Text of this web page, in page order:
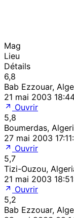
Mag
Lieu
Détails
6,8
Bab Ezzouar,
21 mai 2003
Ouvrir
5,8
Boumerdas,
27 mai 2003
Ouvrir
5,7
Tizi-Ouzou,
21 mai 2003
Ouvrir
5,2
Bab Ezzouar,